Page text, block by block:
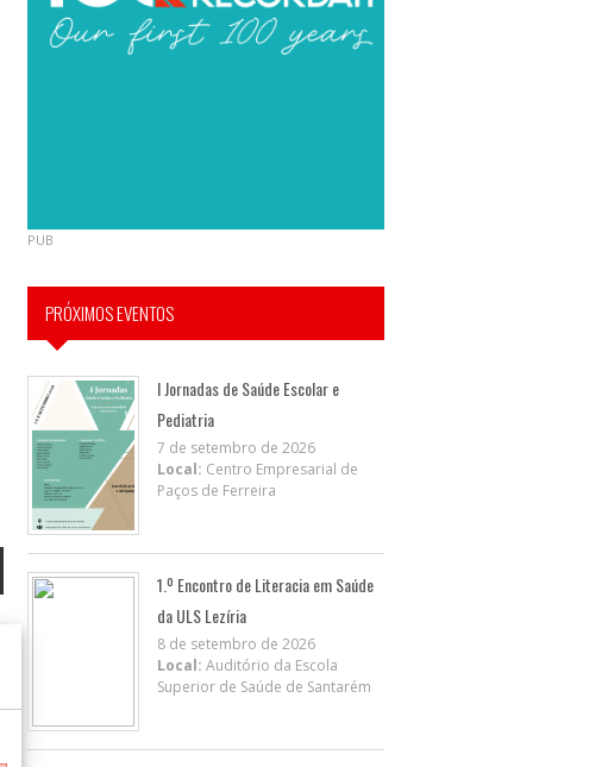
PUB
PRÓXIMOS EVENTOS
I Jornadas de Saúde Escolar e
Pediatria
7 de setembro de 2026
Local: Centro Empresarial de
Paços de Ferreira
1.º Encontro de Literacia em Saúde
da ULS Lezíria
8 de setembro de 2026
Local: Auditório da Escola
Superior de Saúde de Santarém